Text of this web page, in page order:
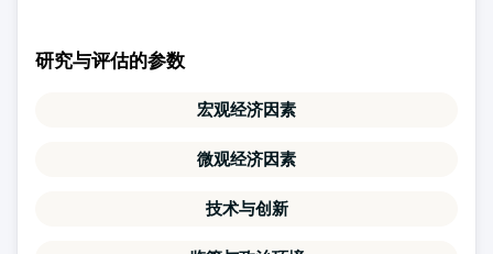
研究与评估的参数
宏观经济因素
微观经济因素
技术与创新